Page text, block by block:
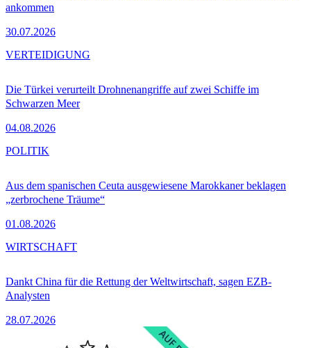
ankommen
30.07.2026
Die Türkei verurteilt Drohnenangriffe auf zwei Schiffe im
Schwarzen Meer
04.08.2026
VERTEIDIGUNG
Aus dem spanischen Ceuta ausgewiesene Marokkaner beklagen
„zerbrochene Träume“
01.08.2026
POLITIK
Dankt China für die Rettung der Weltwirtschaft, sagen EZB-
Analysten
28.07.2026
WIRTSCHAFT